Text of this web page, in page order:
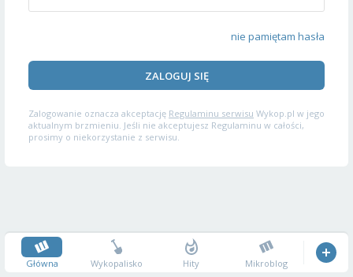
nie pamiętam hasła
ZALOGUJ SIĘ
Zalogowanie oznacza akceptację Regulaminu serwisu Wykop.pl w jego
aktualnym brzmieniu. Jeśli nie akceptujesz Regulaminu w całości,
prosimy o niekorzystanie z serwisu.
Główna Wykopalisko Hity Mikroblog